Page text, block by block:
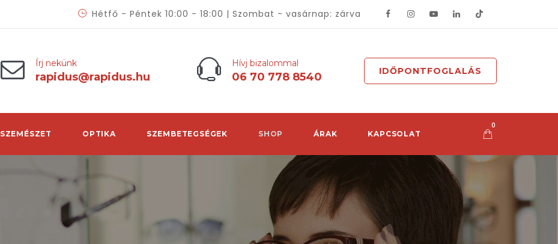
Hétfő - Péntek 10:00 - 18:00 | Szombat - vasárnap: zárva
Írj nekünk
rapidus@rapidus.hu
Hívj bizalommal
06 70 778 8540 IDŐPONTFOGLALÁS
SZEMÉSZET OPTIKA SZEMBETEGSÉGEK SHOP ÁRAK KAPCSOLAT
0